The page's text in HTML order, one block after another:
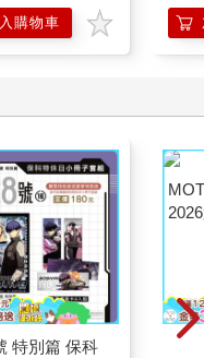
上來說，差距不再這麼
體待遇差距的一小部
(occupational
或被導引進入的職業，
的數據卻顯示了不同的
示，2/3的待遇差距發生
的分佈––––也就是如果
1/3的差距。因此，我們
原因。
待遇的資料––––中看
的薪資幾乎相同。在工
們的薪資差異和所就讀
別無關。男性和女性的
購物車
特別篇 保科